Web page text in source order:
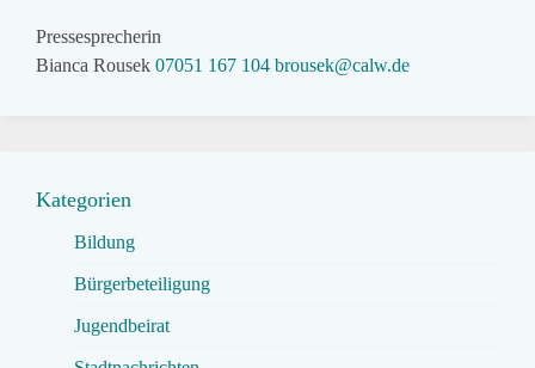
Pressesprecherin
Bianca Rousek 07051 167 104 brousek@calw.de
Kategorien
Bildung
Bürgerbeteiligung
Jugendbeirat